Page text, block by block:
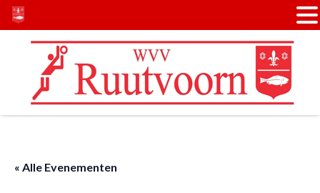
hoofd
Spring
voettekst
« Alle Evenementen